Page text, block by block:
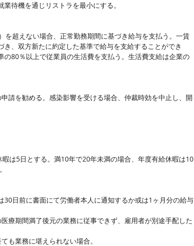
待機を通じリストラを最小にする。
を超えない場合、正常勤務期間に基づき給与を支払う。一賃
、双方新たに約定した基準で給与を支給することができ
80％以上で従業員の生活費を支払う。生活費支給は企業の
請を勧める。感染影響を受ける場合、仲裁時効を中止し、開
は5日とする。満10年で20年未満の場合、年度有給休暇は10
日前に書面にて労働者本人に通知するか或は1ヶ月分の給与
療期間満了後元の業務に従事できず、雇用者が別途手配した
も業務に堪えられない場合。